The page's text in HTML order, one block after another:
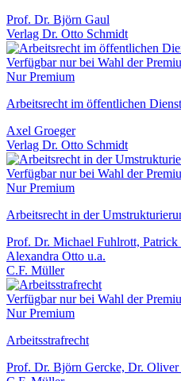
Prof. Dr. Björn Gaul
Verlag Dr. Otto Schmidt
Verfügbar nur bei Wahl der
Nur Premium
Arbeitsrecht im öffentlichen Dienst
Axel Groeger
Verlag Dr. Otto Schmidt
Verfügbar nur bei Wahl der
Nur Premium
Arbeitsrecht in der
Prof. Dr. Michael Fuhlrott,
Alexandra Otto u.a.
C.F. Müller
Verfügbar nur bei Wahl der
Nur Premium
Arbeitsstrafrecht
Prof. Dr. Björn Gercke, Dr.